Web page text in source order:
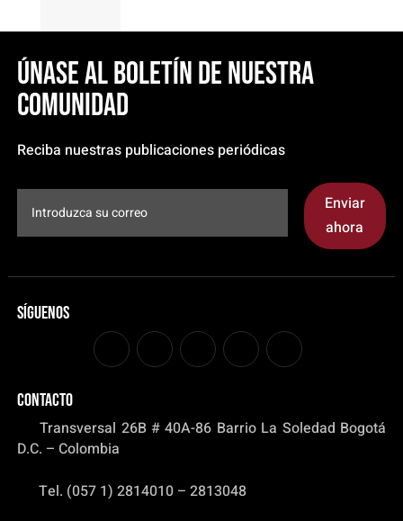
Únase al boletín de nuestra
comunidad
Reciba nuestras publicaciones periódicas
Enviar
ahora
Síguenos
CONTACTO
Transversal 26B # 40A-86 Barrio La Soledad Bogotá
D.C. – Colombia
Tel. (057 1) 2814010 – 2813048